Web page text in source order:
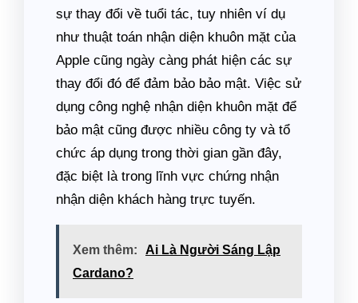
sự thay đổi về tuổi tác, tuy nhiên ví dụ
như thuật toán nhận diện khuôn mặt của
Apple cũng ngày càng phát hiện các sự
thay đổi đó để đảm bảo bảo mật. Việc sử
dụng công nghệ nhận diện khuôn mặt để
bảo mật cũng được nhiều công ty và tổ
chức áp dụng trong thời gian gần đây,
đặc biệt là trong lĩnh vực chứng nhận
nhận diện khách hàng trực tuyến.
Xem thêm:
Ai Là Người Sáng Lập
Cardano?